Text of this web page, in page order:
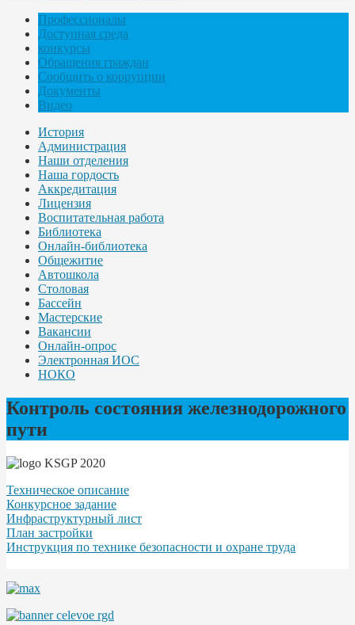
Профессионалы
Доступная среда
конкурсы
Обращения граждан
Сообщить о коррупции
Документы
Видео
История
Администрация
Наши отделения
Наша гордость
Аккредитация
Лицензия
Воспитательная работа
Библиотека
Онлайн-библиотека
Общежитие
Автошкола
Столовая
Бассейн
Мастерские
Вакансии
Онлайн-опрос
Электронная ИОС
НОКО
Контроль состояния железнодорожного
пути
Техническое описание
Конкурсное задание
Инфраструктурный лист
План застройки
Инструкция по технике безопасности и охране труда